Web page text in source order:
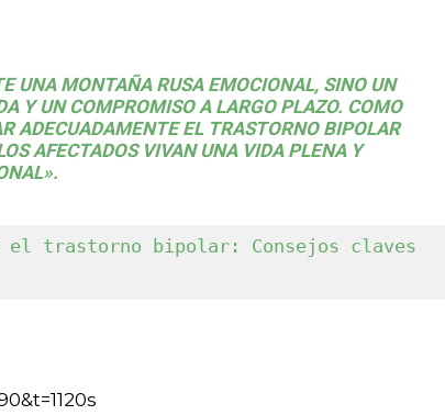
UNA MONTAÑA RUSA EMOCIONAL, SINO UN
Y UN COMPROMISO A LARGO PLAZO. COMO
ADECUADAMENTE EL TRASTORNO BIPOLAR
AFECTADOS VIVAN UNA VIDA PLENA Y
el trastorno bipolar: Consejos claves